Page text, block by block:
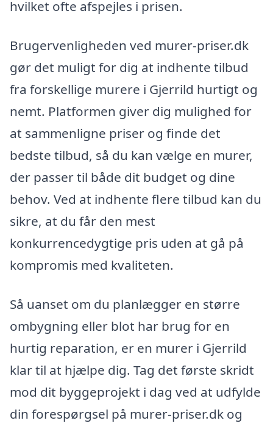
hvilket ofte afspejles i prisen.
Brugervenligheden ved murer-priser.dk
gør det muligt for dig at indhente tilbud
fra forskellige murere i Gjerrild hurtigt og
nemt. Platformen giver dig mulighed for
at sammenligne priser og finde det
bedste tilbud, så du kan vælge en murer,
der passer til både dit budget og dine
behov. Ved at indhente flere tilbud kan du
sikre, at du får den mest
konkurrencedygtige pris uden at gå på
kompromis med kvaliteten.
Så uanset om du planlægger en større
ombygning eller blot har brug for en
hurtig reparation, er en murer i Gjerrild
klar til at hjælpe dig. Tag det første skridt
mod dit byggeprojekt i dag ved at udfylde
din forespørgsel på murer-priser.dk og